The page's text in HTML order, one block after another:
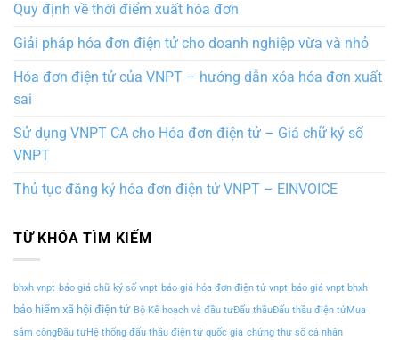
Quy định về thời điểm xuất hóa đơn
Giải pháp hóa đơn điện tử cho doanh nghiệp vừa và nhỏ
Hóa đơn điện tử của VNPT – hướng dẫn xóa hóa đơn xuất
sai
Sử dụng VNPT CA cho Hóa đơn điện tử – Giá chữ ký số
VNPT
Thủ tục đăng ký hóa đơn điện tử VNPT – EINVOICE
TỪ KHÓA TÌM KIẾM
bhxh vnpt báo giá chữ ký số vnpt báo giá hóa đơn điện tử vnpt báo giá vnpt bhxh
bảo hiểm xã hội điện tử Bộ Kế hoạch và đầu tưĐấu thầuĐấu thầu điện tửMua
sắm côngĐầu tưHệ thống đấu thầu điện tử quốc gia chứng thư số cá nhân